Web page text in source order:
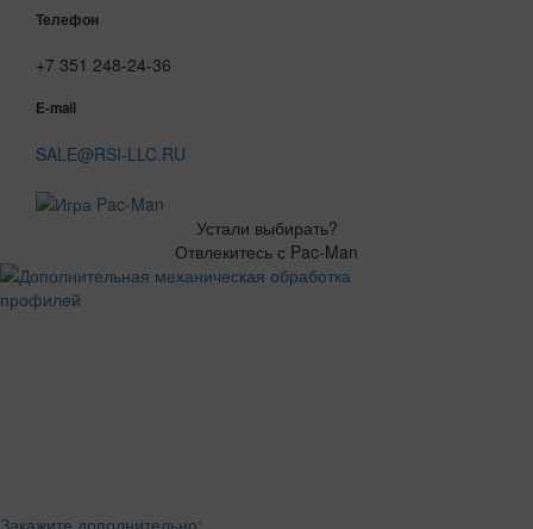
Телефон
+7 351 248-24-36
E-mail
SALE@RSI-LLC.RU
Устали выбирать?
Отвлекитесь с Pac-Man
Закажите дополнительно: